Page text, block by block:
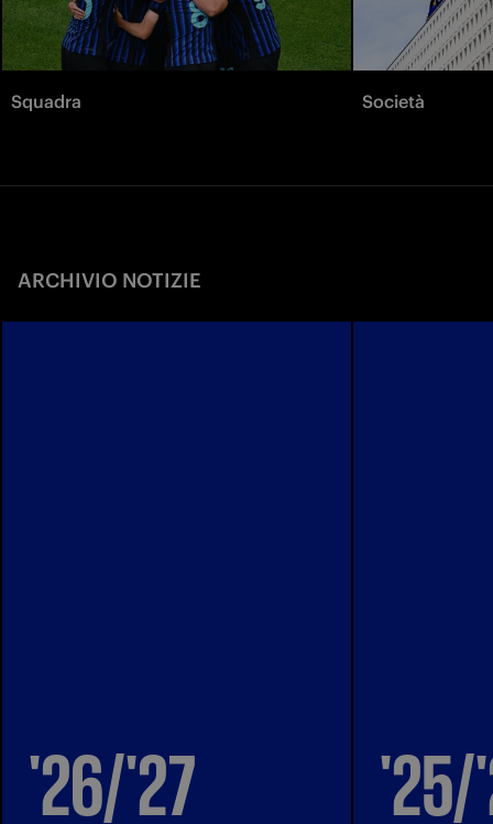
Squadra Società
ARCHIVIO NOTIZIE
'26/'27 '25/